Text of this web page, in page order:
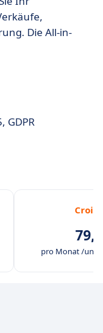
Die All-in-
GDPR
pro Monat /